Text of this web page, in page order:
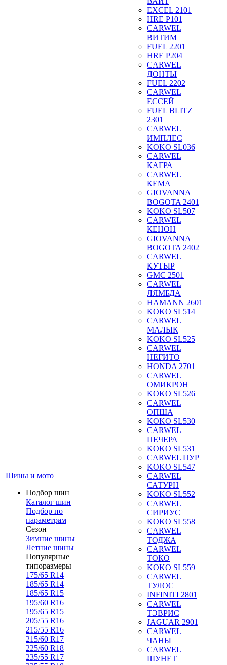
Шины и мото
Подбор шин
Каталог шин
Подбор по
параметрам
Сезон
Зимние шины
Летние шины
Популярные
типоразмеры
175/65 R14
185/65 R14
185/65 R15
195/60 R16
195/65 R15
205/55 R16
215/55 R16
215/60 R17
225/60 R18
235/55 R17
EXCEL 2101
HRE P101
CARWEL
ВИТИМ
FUEL 2201
HRE P204
CARWEL
ДОНТЫ
FUEL 2202
CARWEL
ЕССЕЙ
FUEL BLITZ
2301
CARWEL
ИМПЛЕС
KOKO SL036
CARWEL
КАГРА
CARWEL
КЕМА
GIOVANNA
BOGOTA 2401
KOKO SL507
CARWEL
КЕНОН
GIOVANNA
BOGOTA 2402
CARWEL
КУТЫР
GMC 2501
CARWEL
ЛЯМБДА
HAMANN 2601
KOKO SL514
CARWEL
МАЛЫК
KOKO SL525
CARWEL
НЕГИТО
HONDA 2701
CARWEL
ОМИКРОН
KOKO SL526
CARWEL
ОПША
KOKO SL530
CARWEL
ПЕЧЕРА
KOKO SL531
CARWEL ПУР
KOKO SL547
CARWEL
САТУРН
KOKO SL552
CARWEL
СИРИУС
KOKO SL558
CARWEL
ТОДЖА
CARWEL
ТОКО
KOKO SL559
CARWEL
ТУЛОС
INFINITI 2801
CARWEL
ТЭВРИС
JAGUAR 2901
CARWEL
ЧАНЫ
CARWEL
ШУНЕТ